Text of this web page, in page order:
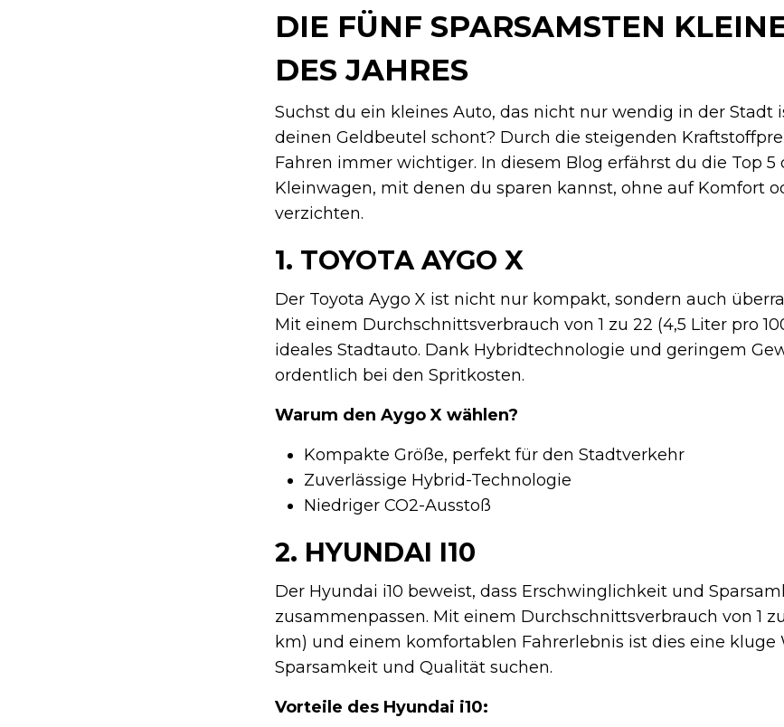
DIE FÜNF SPARSAMSTEN
DES JAHRES
Suchst du ein kleines Auto, das nicht nur wendig in der Stadt
deinen Geldbeutel schont? Durch die steigenden
Fahren immer wichtiger. In diesem Blog erfährst du die Top 5
Kleinwagen, mit denen du sparen kannst, ohne auf Komfort
verzichten.
1. TOYOTA AYGO X
Der Toyota Aygo X ist nicht nur kompakt, sondern auch
Mit einem Durchschnittsverbrauch von 1 zu 22 (4,5 Liter pro
ideales Stadtauto. Dank Hybridtechnologie und geringem
ordentlich bei den Spritkosten.
Warum den Aygo X wählen?
Kompakte Größe, perfekt für den Stadtverkehr
Zuverlässige Hybrid-Technologie
Niedriger CO2-Ausstoß
2. HYUNDAI I10
Der Hyundai i10 beweist, dass Erschwinglichkeit und
zusammenpassen. Mit einem Durchschnittsverbrauch von 1
km) und einem komfortablen Fahrerlebnis ist dies eine kluge
Sparsamkeit und Qualität suchen.
Vorteile des Hyundai i10: